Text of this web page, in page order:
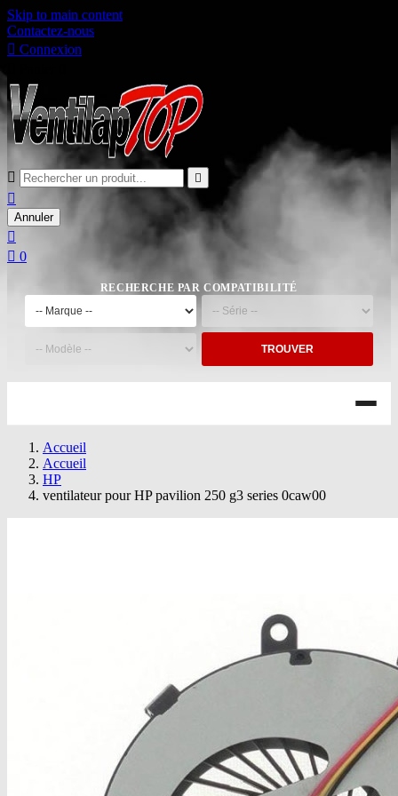
Skip to main content
Contactez-nous
 Connexion
 

Annuler

 0
RECHERCHE PAR COMPATIBILITÉ
TROUVER
Accueil
Accueil
HP
ventilateur pour HP pavilion 250 g3 series 0caw00